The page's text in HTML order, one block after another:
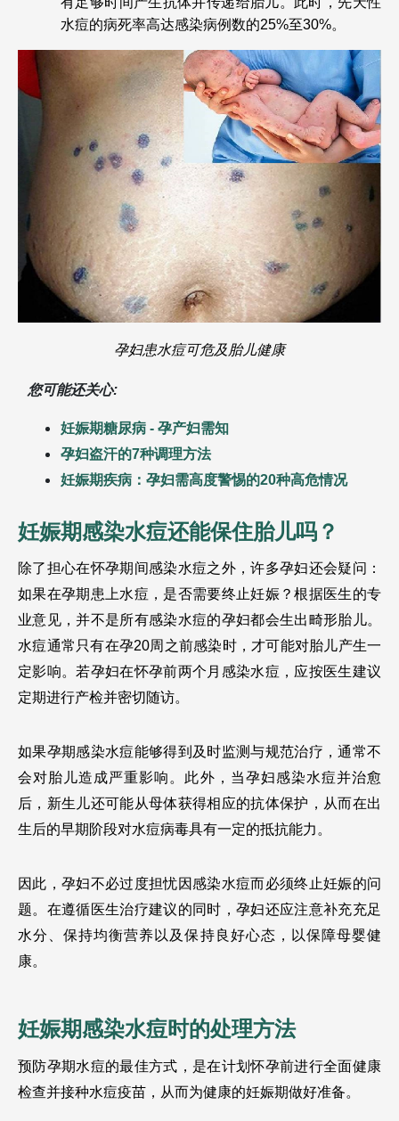
水痘的病死率高达感染病例数的25%至30%。
孕妇患水痘可危及胎儿健康
您可能还关心:
妊娠期糖尿病 - 孕产妇需知
孕妇盗汗的7种调理方法
妊娠期疾病：孕妇需高度警惕的20种高危情况
妊娠期感染水痘还能保住胎儿吗？
除了担心在怀孕期间感染水痘之外，许多孕妇还会疑问：
如果在孕期患上水痘，是否需要终止妊娠？根据医生的专
业意见，并不是所有感染水痘的孕妇都会生出畸形胎儿。
水痘通常只有在孕20周之前感染时，才可能对胎儿产生一
定影响。若孕妇在怀孕前两个月感染水痘，应按医生建议
定期进行产检并密切随访。
如果孕期感染水痘能够得到及时监测与规范治疗，通常不
会对胎儿造成严重影响。此外，当孕妇感染水痘并治愈
后，新生儿还可能从母体获得相应的抗体保护，从而在出
生后的早期阶段对水痘病毒具有一定的抵抗能力。
因此，孕妇不必过度担忧因感染水痘而必须终止妊娠的问
题。在遵循医生治疗建议的同时，孕妇还应注意补充充足
水分、保持均衡营养以及保持良好心态，以保障母婴健
康。
妊娠期感染水痘时的处理方法
预防孕期水痘的最佳方式，是在计划怀孕前进行全面健康
检查并接种水痘疫苗，从而为健康的妊娠期做好准备。